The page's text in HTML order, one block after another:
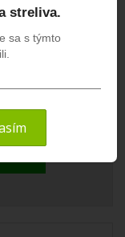
kvality s
streliva.
sa s týmto